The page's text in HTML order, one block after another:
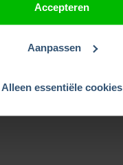
Accepteren
Aanpassen
Alleen essentiële cookies